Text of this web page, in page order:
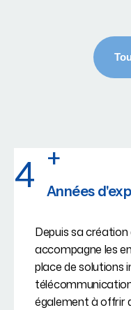
4 +
Années
Depuis sa
accompagne les
place de solutions
également à offrir